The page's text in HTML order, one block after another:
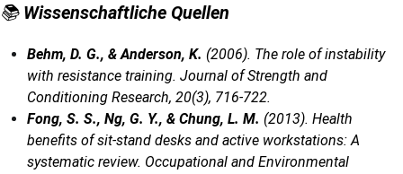
📚 Wissenschaftliche Quellen
Behm, D. G., & Anderson, K. (2006). The role of instability
with resistance training. Journal of Strength and
Conditioning Research, 20(3), 716-722.
Fong, S. S., Ng, G. Y., & Chung, L. M. (2013). Health
benefits of sit-stand desks and active workstations: A
systematic review. Occupational and Environmental